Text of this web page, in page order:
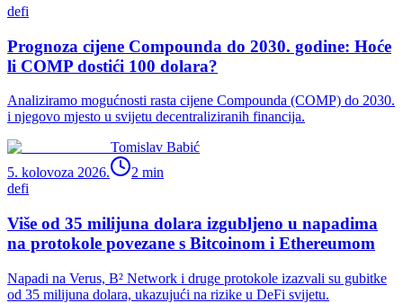
defi
Prognoza cijene Compounda do 2030. godine: Hoće
li COMP dostići 100 dolara?
Analiziramo mogućnosti rasta cijene Compounda (COMP) do 2030.
i njegovo mjesto u svijetu decentraliziranih financija.
Tomislav Babić
5. kolovoza 2026.
2 min
defi
Više od 35 milijuna dolara izgubljeno u napadima
na protokole povezane s Bitcoinom i Ethereumom
Napadi na Verus, B² Network i druge protokole izazvali su gubitke
od 35 milijuna dolara, ukazujući na rizike u DeFi svijetu.